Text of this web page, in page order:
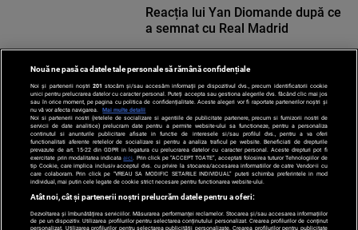
SPORT
Reacția lui Yan Diomande după ce
a semnat cu Real Madrid
Nouă ne pasă ca datele tale personale să rămână confidențiale
Noi și partenerii noștri 201 stocăm și/sau accesăm informații pe dispozitivul dvs., precum identificatorii cookie
unici pentru prelucrarea datelor cu caracter personal. Puteți accepta sau gestiona alegerile dvs. făcând clic mai jos
sau în orice moment, pe pagina cu politica de confidențialitate. Aceste alegeri vor fi raportate partenerilor noștri și
nu vă vor afecta navigarea.
Mai multe detalii
Noi si partenerii nostri (retelele de socializare si agentiile de publicitate partenere, precum si furnizorii nostri de
servicii de date analitice) prelucram date pentru a permite website-ului sa functioneze, pentru a personaliza
continutul si anunturile publicitare afisate in functie de interesele si/sau profilul dvs., pentru a va oferi
functionalitati aferente retelelor de socializare si pentru a analiza traficul pe website. Beneficiati de drepturile
prevazute de art. 15-22 din GDPR in legatura cu prelucrarea datelor cu caracter personal. Aceste drepturi pot fi
exercitate prin modalitatea indicataaici . Prin click pe “ACCEPT TOATE”, acceptati folosirea tuturor Tehnologiilor de
tip Cookie, care implica inclusiv acceptul dvs. cu privire la stocarea/accesarea informatiilor de catre Vendor-ii cu
care colaboram. Prin click pe “VREAU SA MODIFIC SETARILE INDIVIDUAL” puteti schimba preferintele in mod
individual, mai putin cele legate de cookie strict necesare pentru functionarea website-ului.
Atât noi, cât și partenerii noștri prelucrăm datele pentru a oferi:
Dezvoltarea și îmbunătățirea serviciilor. Măsurarea performanței reclamelor. Stocarea și/sau accesarea informațiilor
de pe un dispozitiv. Utilizarea profilurilor pentru selectarea conținutului personalizat. Crearea profilurilor de conținut
personalizat. Utilizarea profilurilor pentru selectarea publicității personalizate. Crearea profilurilor pentru publicitate